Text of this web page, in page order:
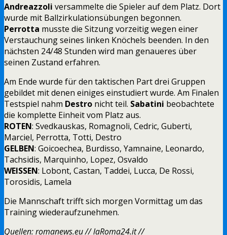
Andreazzoli versammelte die Spieler auf dem Platz. Dort
wurde mit Ballzirkulationsübungen begonnen.
Perrotta musste die Sitzung vorzeitig wegen einer
Verstauchung seines linken Knöchels beenden. In den
nächsten 24/48 Stunden wird man genaueres über
seinen Zustand erfahren.
Am Ende wurde für den taktischen Part drei Gruppen
gebildet mit denen einiges einstudiert wurde. Am Finalen
Testspiel nahm Destro nicht teil. Sabatini beobachtete
die komplette Einheit vom Platz aus.
ROTEN: Svedkauskas, Romagnoli, Cedric, Guberti,
Marciel, Perrotta, Totti, Destro
GELBEN: Goicoechea, Burdisso, Yamnaine, Leonardo,
Tachsidis, Marquinho, Lopez, Osvaldo
WEISSEN: Lobont, Castan, Taddei, Lucca, De Rossi,
Torosidis, Lamela
Die Mannschaft trifft sich morgen Vormittag um das
Training wiederaufzunehmen.
Quellen: romanews.eu // laRoma24.it //